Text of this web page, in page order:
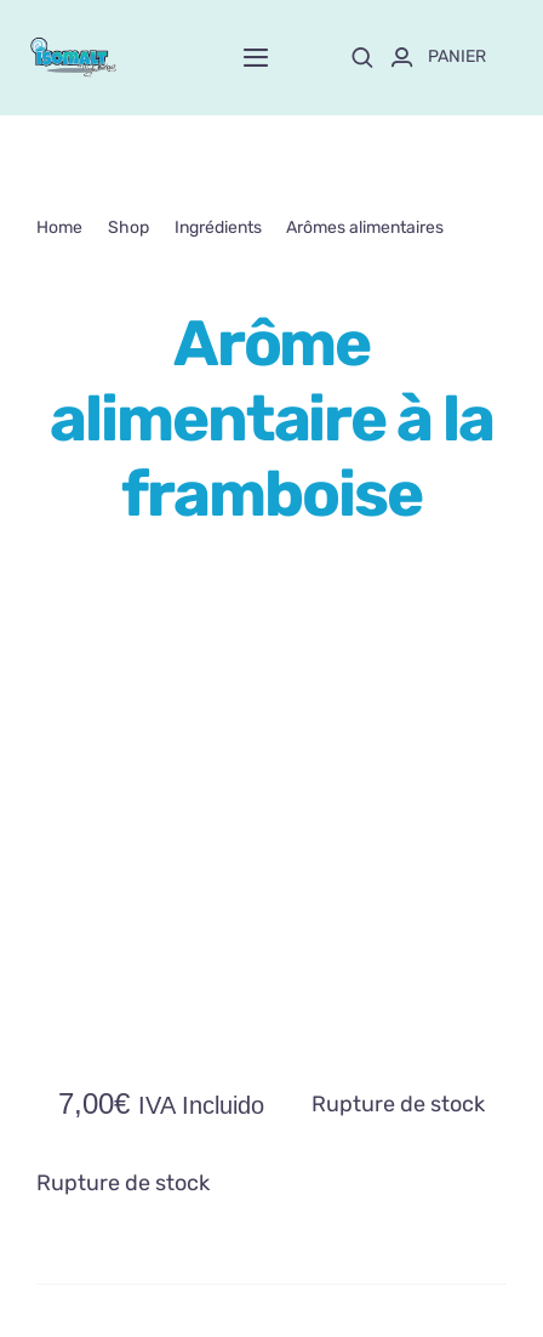
Toggle
Personnalisation
Formation
Blog
PANIER
Home Shop Ingrédients
Arômes alimentaires
Arôme
alimentaire à la
framboise
7,00€ IVA Incluido Rupture de stock
Rupture de stock